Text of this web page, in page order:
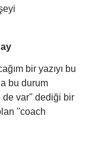
bir yazıyı bu
bu durum
var'' dediği bir
''coach